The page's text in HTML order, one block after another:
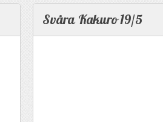
Svåra Kakuro 19/5